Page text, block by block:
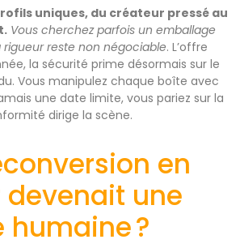
uniques, du créateur pressé au
Vous cherchez parfois un emballage
reste non négociable. L’offre
la sécurité prime désormais sur le
Vous manipulez chaque boîte avec
une date limite, vous pariez sur la
dirige la scène.
en
une
humaine ?